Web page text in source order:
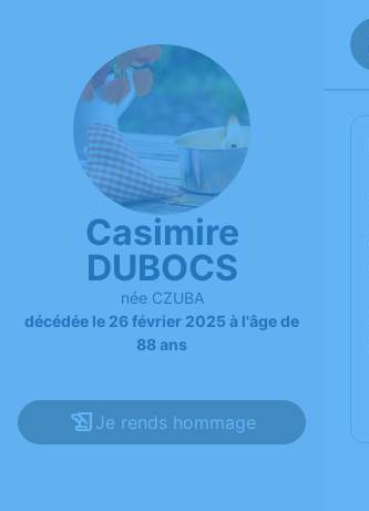
Casimire
DUBOCS
née CZUBA
décédée le 26 février 2025 à l'âge de
88 ans
Je rends hommage